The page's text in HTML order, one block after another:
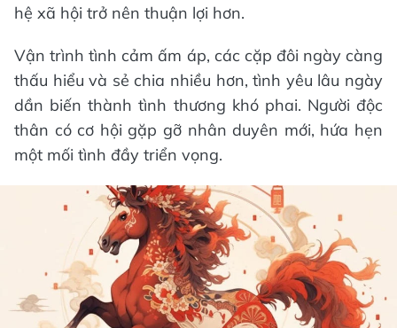
hệ xã hội trở nên thuận lợi hơn.
Vận trình tình cảm ấm áp, các cặp đôi ngày càng
thấu hiểu và sẻ chia nhiều hơn, tình yêu lâu ngày
dần biến thành tình thương khó phai. Người độc
thân có cơ hội gặp gỡ nhân duyên mới, hứa hẹn
một mối tình đầy triển vọng.